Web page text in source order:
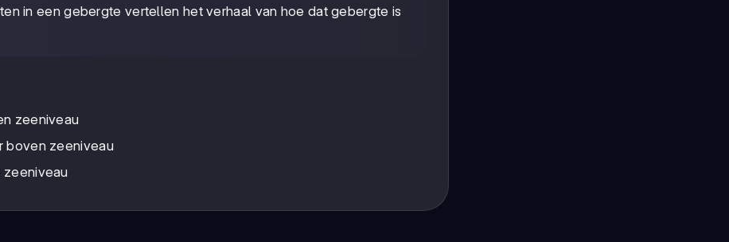
in een gebergte vertellen het verhaal van hoe dat gebergte is
zeeniveau
boven zeeniveau
zeeniveau